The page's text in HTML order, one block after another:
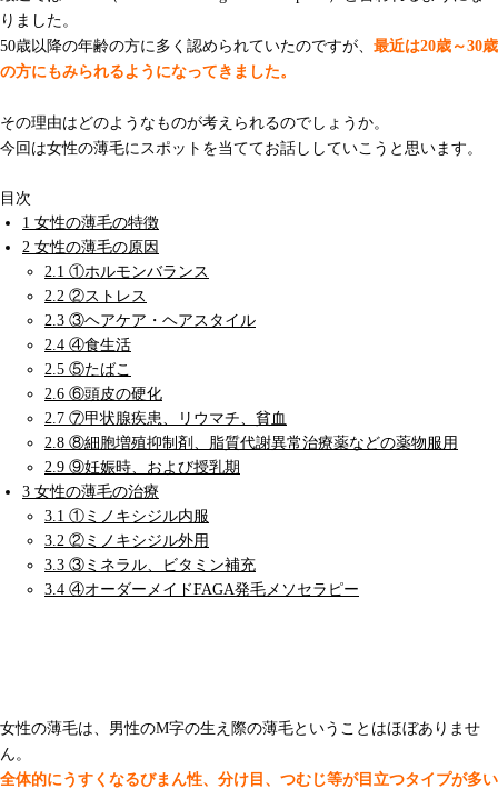
りました。
50歳以降の年齢の方に多く認められていたのですが、 最近は20歳～30歳
の方にもみられるようになってきました。
その理由はどのようなものが考えられるのでしょうか。
今回は女性の薄毛にスポットを当ててお話ししていこうと思います。
目次
1 女性の薄毛の特徴
2 女性の薄毛の原因
2.1 ①ホルモンバランス
2.2 ②ストレス
2.3 ③ヘアケア・ヘアスタイル
2.4 ④食生活
2.5 ⑤たばこ
2.6 ⑥頭皮の硬化
2.7 ⑦甲状腺疾患、リウマチ、貧血
2.8 ⑧細胞増殖抑制剤、脂質代謝異常治療薬などの薬物服用
2.9 ⑨妊娠時、および授乳期
3 女性の薄毛の治療
3.1 ①ミノキシジル内服
3.2 ②ミノキシジル外用
3.3 ③ミネラル、ビタミン補充
3.4 ④オーダーメイドFAGA発毛メソセラピー
女性の薄毛は、男性のM字の生え際の薄毛ということはほぼありませ
ん。
全体的にうすくなるびまん性、分け目、つむじ等が目立つタイプが多い